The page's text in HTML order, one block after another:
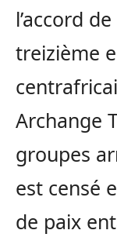
l’accord
treizième
Archange
groupes
est censé
de paix